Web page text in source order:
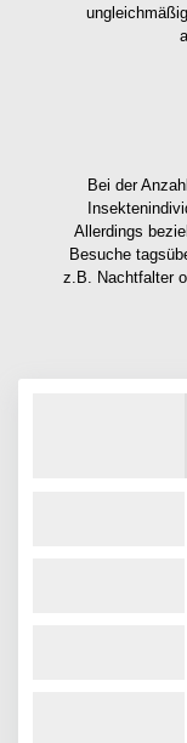
Bei der
Allerdings
Besuche
z.B. Nachtfalter